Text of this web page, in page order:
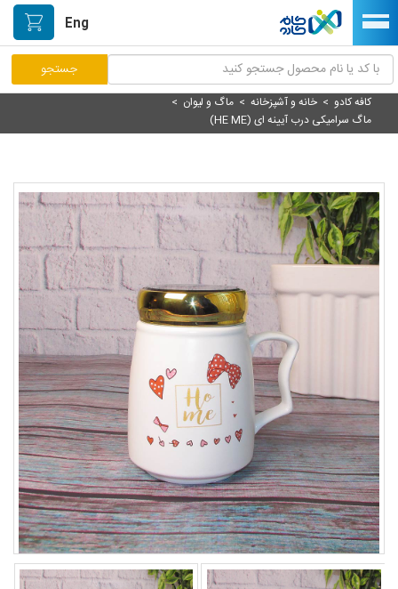
Eng
مرکز پاسخگویی مشتریان
نصب اپلیکیشن اندرویدی
صفحه اصلی
پیگیری سفارشات
دسته بندی محصولات
خیابان هنر/بازار دستآفریده ها
حمایت از تولیدکنندگان
مجله
محصولات تازه رسیده
ورود به پنل تامین کنندگان
ورود به پنل همکاران فروش
سوالات متداول
کافه کادو > خانه و آشپزخانه > ماگ و لیوان >
ماگ سرامیکی درب آیینه ای (HE ME)